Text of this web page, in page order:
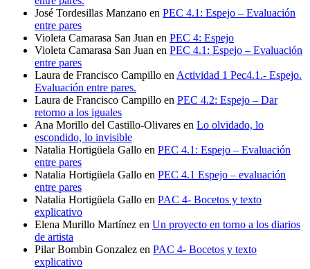
José Tordesillas Manzano en PEC 4.1: Espejo – Evaluación
entre pares
Violeta Camarasa San Juan en PEC 4: Espejo
Violeta Camarasa San Juan en PEC 4.1: Espejo – Evaluación
entre pares
Laura de Francisco Campillo en Actividad 1 Pec4.1.- Espejo.
Evaluación entre pares.
Laura de Francisco Campillo en PEC 4.2: Espejo – Dar
retorno a los iguales
Ana Morillo del Castillo-Olivares en Lo olvidado, lo
escondido, lo invisible
Natalia Hortigüela Gallo en PEC 4.1: Espejo – Evaluación
entre pares
Natalia Hortigüela Gallo en PEC 4.1 Espejo – evaluación
entre pares
Natalia Hortigüela Gallo en PAC 4- Bocetos y texto
explicativo
Elena Murillo Martínez en Un proyecto en torno a los diarios
de artista
Pilar Bombin Gonzalez en PAC 4- Bocetos y texto
explicativo